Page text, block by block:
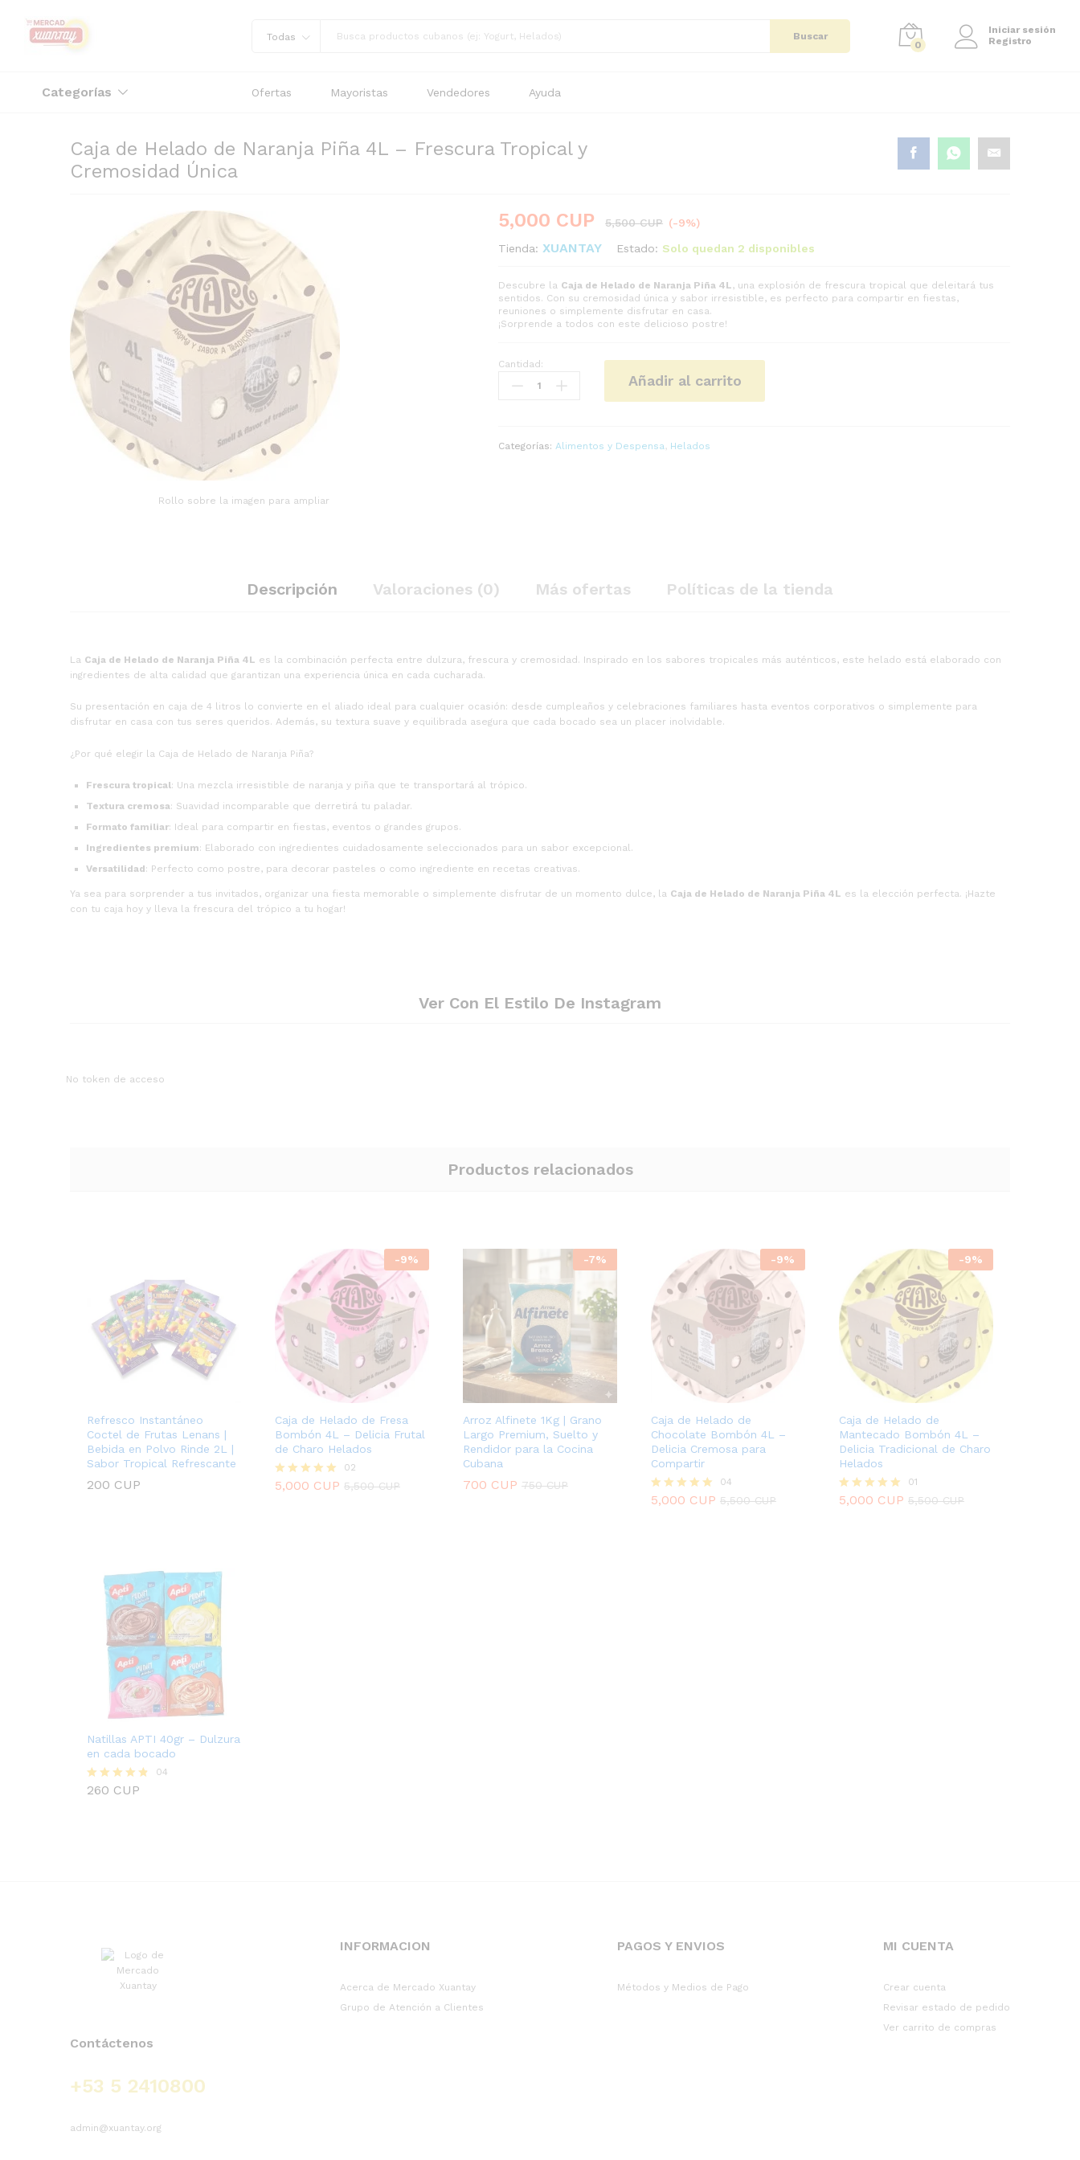
Todas Buscar
0
Iniciar sesión
Registro
Categorías Ofertas Mayoristas Vendedores Ayuda
Caja de Helado de Naranja Piña 4L – Frescura Tropical y
Cremosidad Única
Rollo sobre la imagen para ampliar
5,000 CUP 5,500CUP (-9%)
Tienda: XUANTAY Estado: Solo quedan 2 disponibles
Descubre la Caja de Helado de Naranja Piña 4L, una explosión de frescura tropical que deleitará tus
sentidos. Con su cremosidad única y sabor irresistible, es perfecto para compartir en fiestas,
reuniones o simplemente disfrutar en casa.
¡Sorprende a todos con este delicioso postre!
Caja
Piña
Cantidad:
Añadir al carrito
Categorías:Alimentos y Despensa, Helados
Descripción Valoraciones (0) Más ofertas Políticas de la tienda
La Caja de Helado de Naranja Piña 4L es la combinación perfecta entre dulzura, frescura y cremosidad. Inspirado en los sabores tropicales más auténticos, este helado está elaborado con
ingredientes de alta calidad que garantizan una experiencia única en cada cucharada.
Su presentación en caja de 4 litros lo convierte en el aliado ideal para cualquier ocasión: desde cumpleaños y celebraciones familiares hasta eventos corporativos o simplemente para
disfrutar en casa con tus seres queridos. Además, su textura suave y equilibrada asegura que cada bocado sea un placer inolvidable.
¿Por qué elegir la Caja de Helado de Naranja Piña?
Frescura tropical: Una mezcla irresistible de naranja y piña que te transportará al trópico.
Textura cremosa: Suavidad incomparable que derretirá tu paladar.
Formato familiar: Ideal para compartir en fiestas, eventos o grandes grupos.
Ingredientes premium: Elaborado con ingredientes cuidadosamente seleccionados para un sabor excepcional.
Versatilidad: Perfecto como postre, para decorar pasteles o como ingrediente en recetas creativas.
Ya sea para sorprender a tus invitados, organizar una fiesta memorable o simplemente disfrutar de un momento dulce, la Caja de Helado de Naranja Piña 4L es la elección perfecta. ¡Hazte
con tu caja hoy y lleva la frescura del trópico a tu hogar!
Ver Con El Estilo De Instagram
No token de acceso
Productos relacionados
Refresco Instantáneo
Coctel de Frutas Lenans |
Bebida en Polvo Rinde 2L |
Sabor Tropical Refrescante
200 CUP
-9%
Caja de Helado de Fresa
Bombón 4L – Delicia Frutal
de Charo Helados
Valorado
02
5,000 CUP 5,500CUP
-7%
Arroz Alfinete 1Kg | Grano
Largo Premium, Suelto y
Rendidor para la Cocina
Cubana
700 CUP 750CUP
700 CUP 750CUP
-9%
Caja de Helado de
Chocolate Bombón 4L –
Delicia Cremosa para
Compartir
Valorado
04
5,000 CUP 5,500CUP
-9%
Caja de Helado de
Mantecado Bombón 4L –
Delicia Tradicional de Charo
Helados
Valorado
01
5,000 CUP 5,500CUP
Natillas APTI 40gr – Dulzura
en cada bocado
Valorado
04
260 CUP
Contáctenos
+53 5 2410800
admin@xuantay.org
INFORMACION
Acerca de Mercado Xuantay
Grupo de Atención a Clientes
PAGOS Y ENVIOS
Métodos y Medios de Pago
MI CUENTA
Crear cuenta
Revisar estado de pedido
Ver carrito de compras